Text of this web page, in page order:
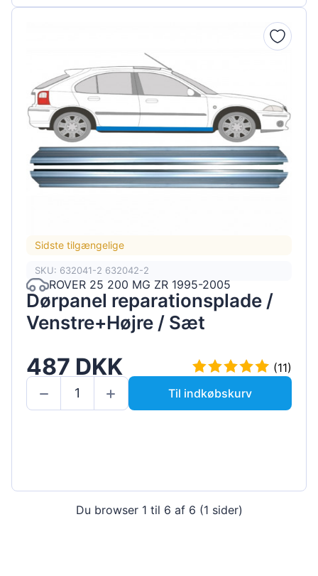
Sidste tilgængelige
SKU: 632041-2 632042-2
ROVER 25 200 MG ZR 1995-2005
Dørpanel reparationsplade /
Venstre+Højre / Sæt
487 DKK
(11)
Til indkøbskurv
Du browser 1 til 6 af 6 (1 sider)